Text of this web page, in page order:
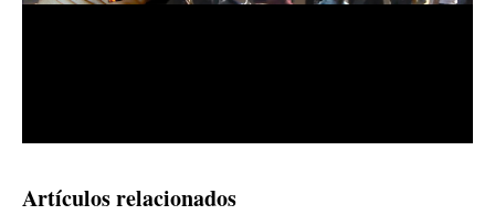
Artículos relacionados